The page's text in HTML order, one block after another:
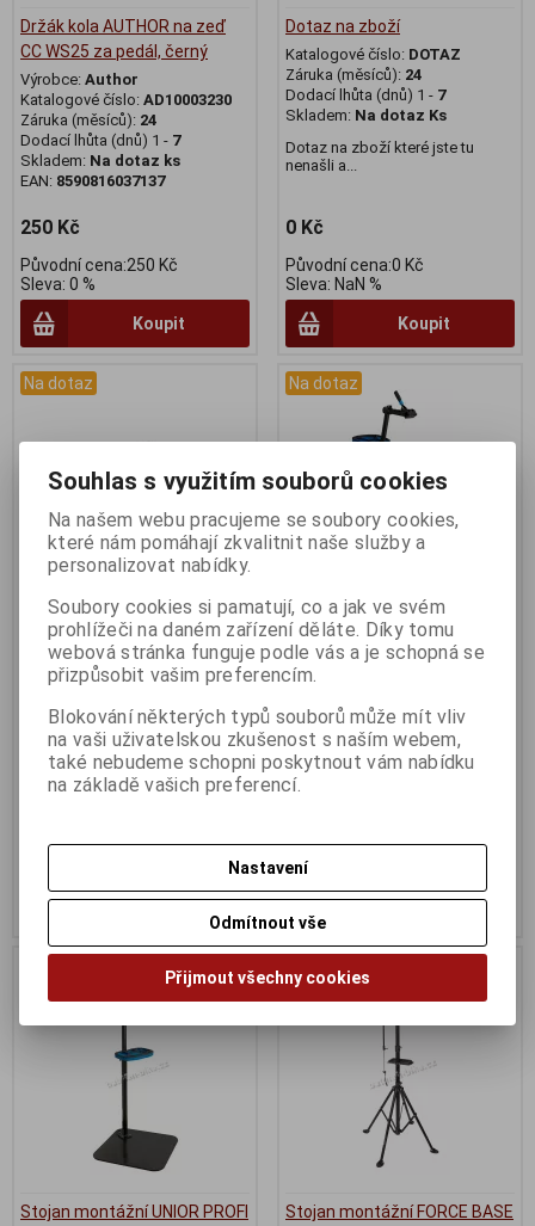
Držák kola AUTHOR na zeď
CC WS25 za pedál, černý
Výrobce: Author
Katalogové číslo: AD10003230
Záruka (měsíců): 24
Dodací lhůta (dnů) 1 - 7
Skladem: Na dotaz ks
EAN: 8590816037137
250 Kč
Původní cena:250 Kč
Sleva: 0 %
Koupit
Dotaz na zboží
Katalogové číslo: DOTAZ
Záruka (měsíců): 24
Dodací lhůta (dnů) 1 - 7
Skladem: Na dotaz Ks
Dotaz na zboží které jste tu
nenašli a...
0 Kč
Původní cena:0 Kč
Sleva: NaN %
Koupit
Na dotaz
Stojan kola Fe černý
Katalogové číslo:89951
Záruka (měsíců):24
Skladem:Na dotaz ks
EAN:8592627062063
Původní cena:349 Kč
Koupit
Na dotaz
Stojan montážní UNIOR
skládací
Výrobce:
Záruka (měsíců):24
Dodací lhůta (dnů) 1 -7
Skladem: Na dotaz Ks
Původní cena:5 499 Kč
Sleva: 4 %
Koupit
Stojan montážní UNIOR PROFI
Stojan montážní FORCE BASE
Souhlas s využitím souborů cookies
Na našem webu pracujeme se soubory cookies,
které nám pomáhají zkvalitnit naše služby a
personalizovat nabídky.
Soubory cookies si pamatují, co a jak ve svém
prohlížeči na daném zařízení děláte. Díky tomu
webová stránka funguje podle vás a je schopná se
přizpůsobit vašim preferencím.
Blokování některých typů souborů může mít vliv
na vaši uživatelskou zkušenost s naším webem,
také nebudeme schopni poskytnout vám nabídku
na základě vašich preferencí.
Nastavení
Odmítnout vše
Přijmout všechny cookies